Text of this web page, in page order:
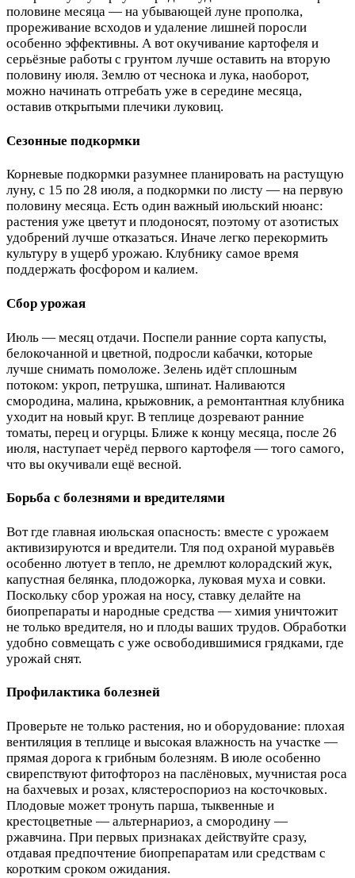
половине месяца — на убывающей луне прополка,
прореживание всходов и удаление лишней поросли
особенно эффективны. А вот окучивание картофеля и
серьёзные работы с грунтом лучше оставить на вторую
половину июля. Землю от чеснока и лука, наоборот,
можно начинать отгребать уже в середине месяца,
оставив открытыми плечики луковиц.
Сезонные подкормки
Корневые подкормки разумнее планировать на растущую
луну, с 15 по 28 июля, а подкормки по листу — на первую
половину месяца. Есть один важный июльский нюанс:
растения уже цветут и плодоносят, поэтому от азотистых
удобрений лучше отказаться. Иначе легко перекормить
культуру в ущерб урожаю. Клубнику самое время
поддержать фосфором и калием.
Сбор урожая
Июль — месяц отдачи. Поспели ранние сорта капусты,
белокочанной и цветной, подросли кабачки, которые
лучше снимать помоложе. Зелень идёт сплошным
потоком: укроп, петрушка, шпинат. Наливаются
смородина, малина, крыжовник, а ремонтантная клубника
уходит на новый круг. В теплице дозревают ранние
томаты, перец и огурцы. Ближе к концу месяца, после 26
июля, наступает черёд первого картофеля — того самого,
что вы окучивали ещё весной.
Борьба с болезнями и вредителями
Вот где главная июльская опасность: вместе с урожаем
активизируются и вредители. Тля под охраной муравьёв
особенно лютует в тепло, не дремлют колорадский жук,
капустная белянка, плодожорка, луковая муха и совки.
Поскольку сбор урожая на носу, ставку делайте на
биопрепараты и народные средства — химия уничтожит
не только вредителя, но и плоды ваших трудов. Обработки
удобно совмещать с уже освободившимися грядками, где
урожай снят.
Профилактика болезней
Проверьте не только растения, но и оборудование: плохая
вентиляция в теплице и высокая влажность на участке —
прямая дорога к грибным болезням. В июле особенно
свирепствуют фитофтороз на паслёновых, мучнистая роса
на бахчевых и розах, клястероспориоз на косточковых.
Плодовые может тронуть парша, тыквенные и
крестоцветные — альтернариоз, а смородину —
ржавчина. При первых признаках действуйте сразу,
отдавая предпочтение биопрепаратам или средствам с
коротким сроком ожидания.